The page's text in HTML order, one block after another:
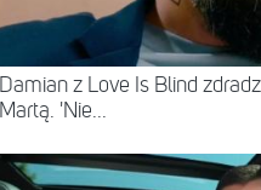
Damian z Love Is Blind
Martą. 'Nie...